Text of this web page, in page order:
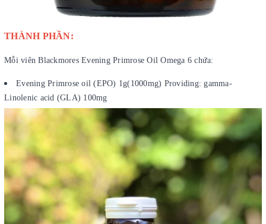
THÀNH PHẦN:
Mỗi viên Blackmores Evening Primrose Oil Omega 6 chứa:
Evening Primrose oil (EPO) 1g(1000mg) Providing: gamma-
Linolenic acid (GLA) 100mg